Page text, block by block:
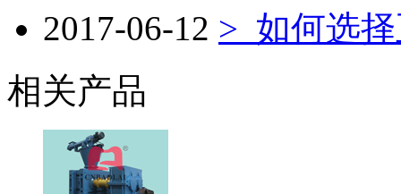
2017-06-12 > 如何选
相关产品